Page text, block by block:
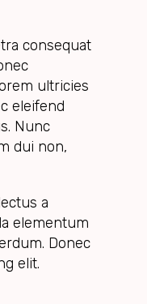
consequat
ultricies
eleifend
Nunc
dui non,
a
elementum
Donec
elit.